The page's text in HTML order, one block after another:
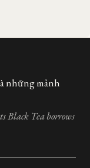
những mảnh
Black Tea borrows